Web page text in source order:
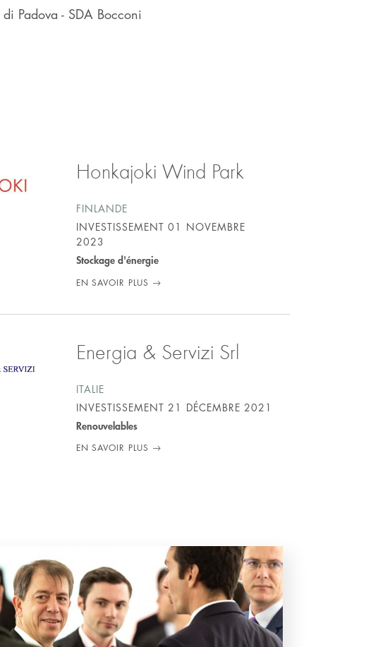
Padova - SDA Bocconi
Honkajoki Wind Park
FINLANDE
INVESTISSEMENT01 NOVEMBRE
2023
Stockage d'énergie
EN SAVOIR PLUS
Energia & Servizi Srl
ITALIE
INVESTISSEMENT 21 DÉCEMBRE 2021
Renouvelables
EN SAVOIR PLUS